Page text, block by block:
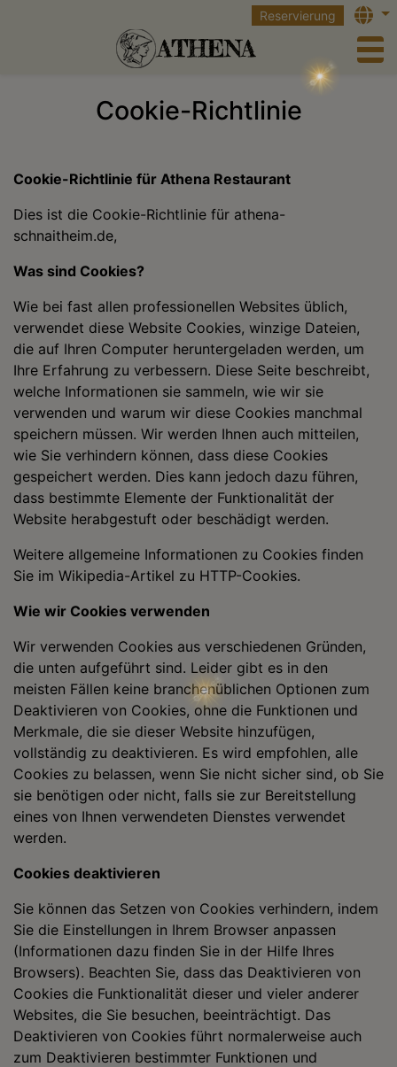
Reservierung
Cookie-Richtlinie
Cookie-Richtlinie für Athena Restaurant
Dies ist die Cookie-Richtlinie für athena-
schnaitheim.de,
Was sind Cookies?
Wie bei fast allen professionellen Websites üblich,
verwendet diese Website Cookies, winzige Dateien,
die auf Ihren Computer heruntergeladen werden, um
Ihre Erfahrung zu verbessern. Diese Seite beschreibt,
welche Informationen sie sammeln, wie wir sie
verwenden und warum wir diese Cookies manchmal
speichern müssen. Wir werden Ihnen auch mitteilen,
wie Sie verhindern können, dass diese Cookies
gespeichert werden. Dies kann jedoch dazu führen,
dass bestimmte Elemente der Funktionalität der
Website herabgestuft oder beschädigt werden.
Weitere allgemeine Informationen zu Cookies finden
Sie im Wikipedia-Artikel zu HTTP-Cookies.
Wie wir Cookies verwenden
Wir verwenden Cookies aus verschiedenen Gründen,
die unten aufgeführt sind. Leider gibt es in den
meisten Fällen keine branchenüblichen Optionen zum
Deaktivieren von Cookies, ohne die Funktionen und
Merkmale, die sie dieser Website hinzufügen,
vollständig zu deaktivieren. Es wird empfohlen, alle
Cookies zu belassen, wenn Sie nicht sicher sind, ob Sie
sie benötigen oder nicht, falls sie zur Bereitstellung
eines von Ihnen verwendeten Dienstes verwendet
werden.
Cookies deaktivieren
Sie können das Setzen von Cookies verhindern, indem
Sie die Einstellungen in Ihrem Browser anpassen
(Informationen dazu finden Sie in der Hilfe Ihres
Browsers). Beachten Sie, dass das Deaktivieren von
Cookies die Funktionalität dieser und vieler anderer
Websites, die Sie besuchen, beeinträchtigt. Das
Deaktivieren von Cookies führt normalerweise auch
zum Deaktivieren bestimmter Funktionen und